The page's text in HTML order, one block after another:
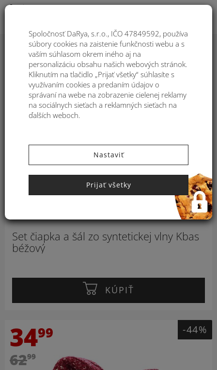
Poradie
3499
99
Set čiapka a šál zo syntetickej vlny Kbas
béžový
KÚPIŤ
3499
6299
-44%
Spoločnosť DaRya, s.r.o., IČO 47849592, používa
súbory cookies na zaistenie funkčnosti webu a s
vaším súhlasom okrem iného aj na
personalizáciu obsahu našich webových stránok.
Kliknutím na tlačidlo „Prijať všetky“ súhlasíte s
využívaním cookies a predaním údajov o
správaní na webe na zobrazenie cielenej reklamy
na sociálnych sieťach a reklamných sieťach na
ďalších weboch.
Nastaviť
Prijať všetky